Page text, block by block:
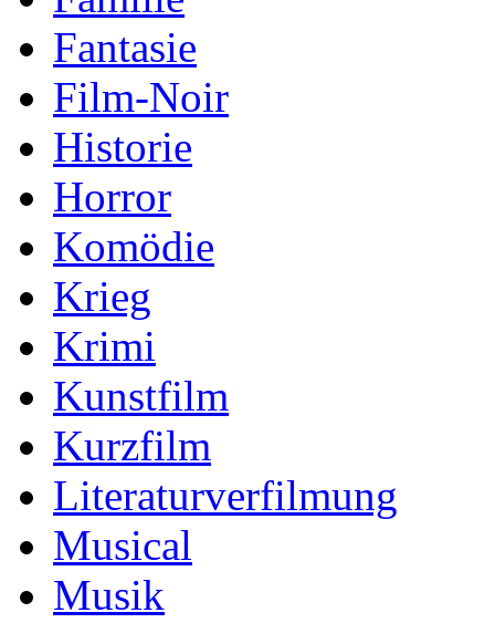
Fantasie
Film-Noir
Historie
Horror
Komödie
Krieg
Krimi
Kunstfilm
Kurzfilm
Literaturverfilmung
Musical
Musik